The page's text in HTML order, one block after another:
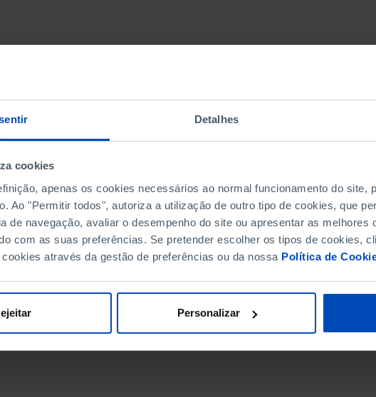
Detalhes
cookies
apenas os cookies necessários ao normal funcionamento do site,
Ao "Permitir todos", autoriza a utilização de outro tipo de cookies, que
de navegação, avaliar o desempenho do site ou apresentar as melhores
com as suas preferências. Se pretender escolher os tipos de cookies,
através da gestão de preferências ou da nossa Política de
Personalizar
DATA DE FIM